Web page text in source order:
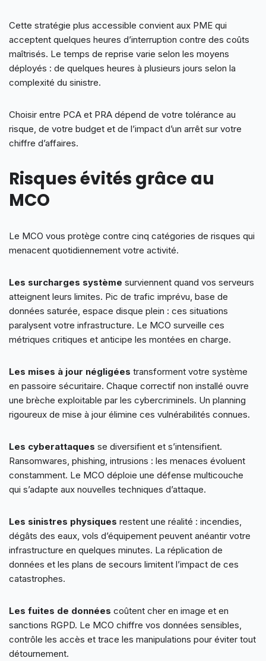
Cette stratégie plus accessible convient aux PME qui
acceptent quelques heures d’interruption contre des coûts
maîtrisés. Le temps de reprise varie selon les moyens
déployés : de quelques heures à plusieurs jours selon la
complexité du sinistre.
Choisir entre PCA et PRA dépend de votre tolérance au
risque, de votre budget et de l’impact d’un arrêt sur votre
chiffre d’affaires.
Risques évités grâce au
MCO
Le MCO vous protège contre cinq catégories de risques qui
menacent quotidiennement votre activité.
Les surcharges système surviennent quand vos serveurs
atteignent leurs limites. Pic de trafic imprévu, base de
données saturée, espace disque plein : ces situations
paralysent votre infrastructure. Le MCO surveille ces
métriques critiques et anticipe les montées en charge.
Les mises à jour négligées transforment votre système
en passoire sécuritaire. Chaque correctif non installé ouvre
une brèche exploitable par les cybercriminels. Un planning
rigoureux de mise à jour élimine ces vulnérabilités connues.
Les cyberattaques se diversifient et s’intensifient.
Ransomwares, phishing, intrusions : les menaces évoluent
constamment. Le MCO déploie une défense multicouche
qui s’adapte aux nouvelles techniques d’attaque.
Les sinistres physiques restent une réalité : incendies,
dégâts des eaux, vols d’équipement peuvent anéantir votre
infrastructure en quelques minutes. La réplication de
données et les plans de secours limitent l’impact de ces
catastrophes.
Les fuites de données coûtent cher en image et en
sanctions RGPD. Le MCO chiffre vos données sensibles,
contrôle les accès et trace les manipulations pour éviter tout
détournement.